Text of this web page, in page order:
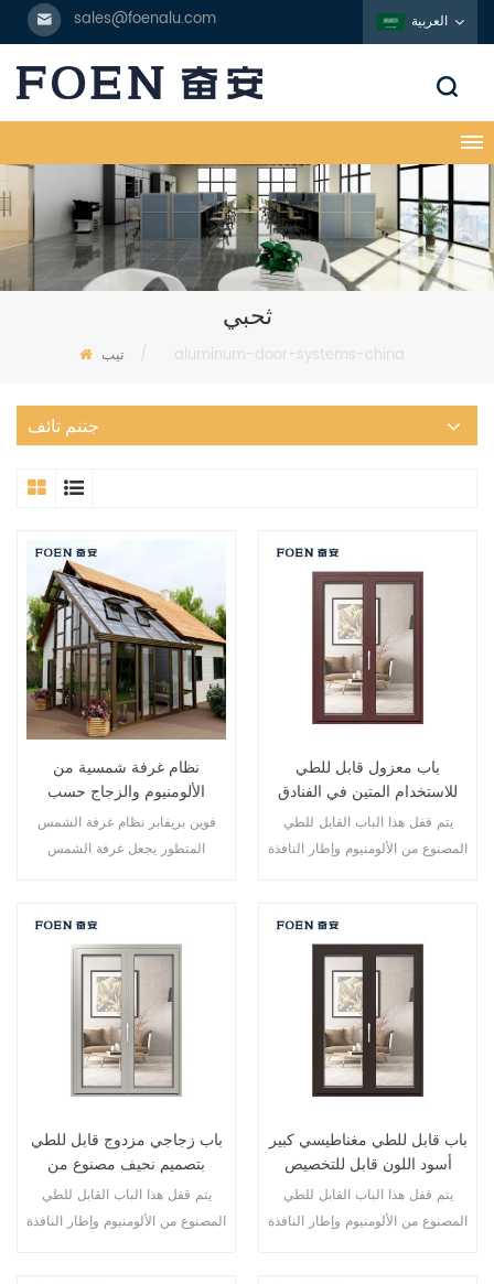
sales@foenalu.com العربية
ثحبي
تيب / aluminum-door-systems-china
جتنم تائف
نظام غرفة شمسية من
الألومنيوم والزجاج حسب
الطلب
فوين بريفابر نظام غرفة الشمس
المتطور يجعل غرفة الشمس
باب معزول قابل للطي
للاستخدام المتين في الفنادق
المطلة على البحر
يتم قفل هذا الباب القابل للطي
المصنوع من الألومنيوم وإطار النافذة
مختلفة من الأبواب لتلبية الاحتياجات
باب زجاجي مزدوج قابل للطي
بتصميم نحيف مصنوع من
الألومنيوم
يتم قفل هذا الباب القابل للطي
المصنوع من الألومنيوم وإطار النافذة
باب قابل للطي مغناطيسي كبير
أسود اللون قابل للتخصيص
للاستخدام المتين
يتم قفل هذا الباب القابل للطي
المصنوع من الألومنيوم وإطار النافذة